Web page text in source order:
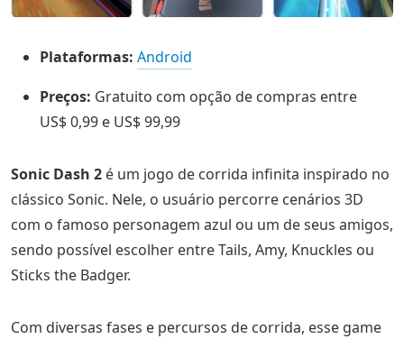
Plataformas: Android
Preços: Gratuito com opção de compras entre
US$ 0,99 e US$ 99,99
Sonic Dash 2 é um jogo de corrida infinita inspirado no
clássico Sonic. Nele, o usuário percorre cenários 3D
com o famoso personagem azul ou um de seus amigos,
sendo possível escolher entre Tails, Amy, Knuckles ou
Sticks the Badger.
Com diversas fases e percursos de corrida, esse game